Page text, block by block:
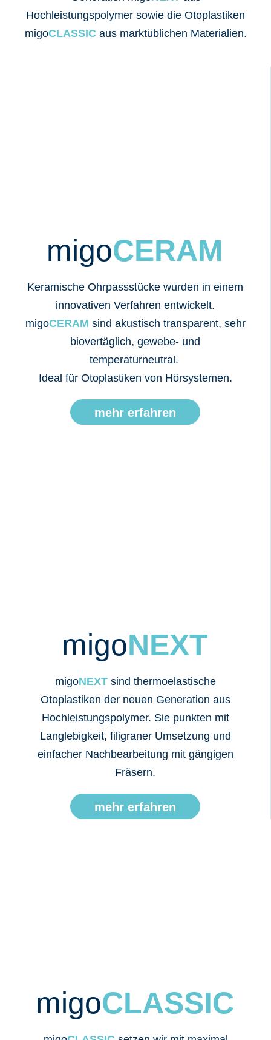
Hochleistungspolymer sowie die Otoplastiken
migoCLASSIC aus marktüblichen Materialien.
migoCERAM
Keramische Ohrpassstücke wurden in einem
innovativen Verfahren entwickelt.
migoCERAM sind akustisch transparent, sehr
biovertäglich, gewebe- und
temperaturneutral.
Ideal für Otoplastiken von Hörsystemen.
mehr erfahren
migoNEXT
migoNEXTsind thermoelastische
Otoplastiken der neuen Generation aus
Hochleistungspolymer. Sie punkten mit
Langlebigkeit, filigraner Umsetzung und
einfacher Nachbearbeitung mit gängigen
Fräsern.
mehr erfahren
migoCLASSIC